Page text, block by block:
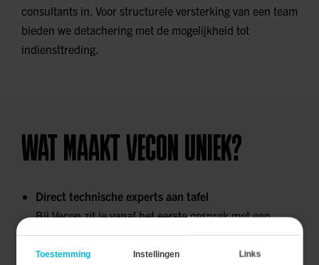
consultants in. Voor structurele versterking van een team
bieden we detachering met de mogelijkheid tot
indiensttreding.
WAT MAAKT VECON UNIEK?
Direct technische experts aan tafel
Bij Vecon zit je vanaf het eerste gesprek met een
engineer aan tafel. Geen verkooppraatje maar direct
iemand die inhoudelijk meedenkt, doorvraagt en
Toestemming Instellingen Links